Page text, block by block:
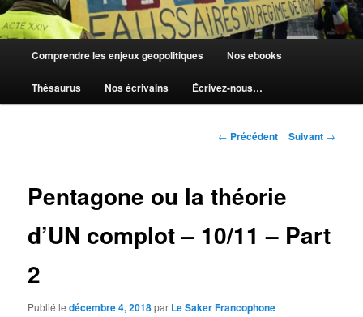
Comprendre les enjeux geopolitiques Nos ebooks
Thésaurus Nos écrivains Écrivez-nous…
Navigation
← Précédent Suivant →
Pentagone ou la théorie
d’UN complot – 10/11 – Part
2
Publié ledécembre 4, 2018par Le Saker Francophone